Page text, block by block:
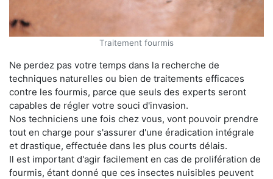
Traitement fourmis
Ne perdez pas votre temps dans la recherche de
techniques naturelles ou bien de traitements efficaces
contre les fourmis, parce que seuls des experts seront
capables de régler votre souci d'invasion.
Nos techniciens une fois chez vous, vont pouvoir prendre
tout en charge pour s'assurer d'une éradication intégrale
et drastique, effectuée dans les plus courts délais.
Il est important d'agir facilement en cas de prolifération de
fourmis, étant donné que ces insectes nuisibles peuvent